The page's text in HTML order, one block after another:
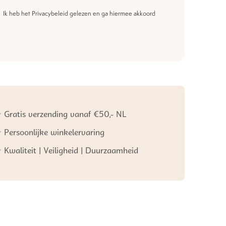
Ik heb het Privacybeleid gelezen en ga hiermee akkoord
Gratis verzending vanaf €50,- NL
Persoonlijke winkelervaring
Kwaliteit | Veiligheid | Duurzaamheid